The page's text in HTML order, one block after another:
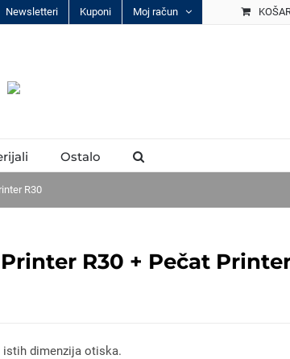
Newsletteri Kuponi Moj račun
Ostalo
R30
R30 + Pečat
istih dimenzija otiska.